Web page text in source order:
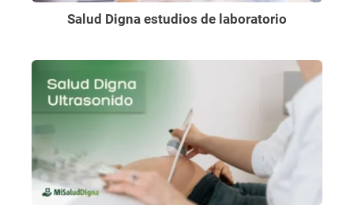
Salud Digna estudios de laboratorio